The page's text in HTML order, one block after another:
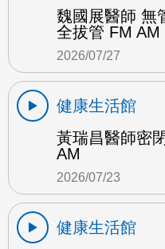
魏國展醫師 無
全拔管 FM AM
2026/07/27
健康生活館
黃瑞昌醫師密
AM
2026/07/23
健康生活館